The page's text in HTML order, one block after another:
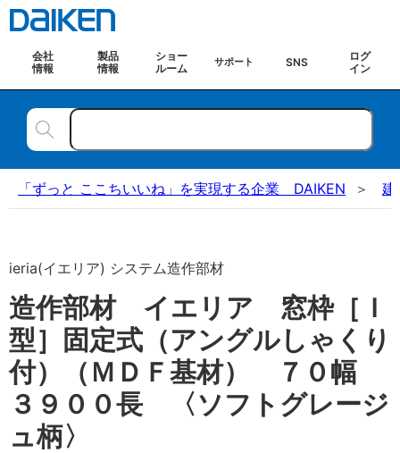
会社
情報
製品
情報
ショー
ルーム
サポート SNS
ログ
イン
「ずっと ここちいいね」を実現する企業 DAIKEN 建
ieria(イエリア) システム造作部材
造作部材 イエリア 窓枠［Ｉ
型］固定式（アングルしゃくり
付）（ＭＤＦ基材） ７０幅
３９００長 〈ソフトグレージ
ュ柄〉